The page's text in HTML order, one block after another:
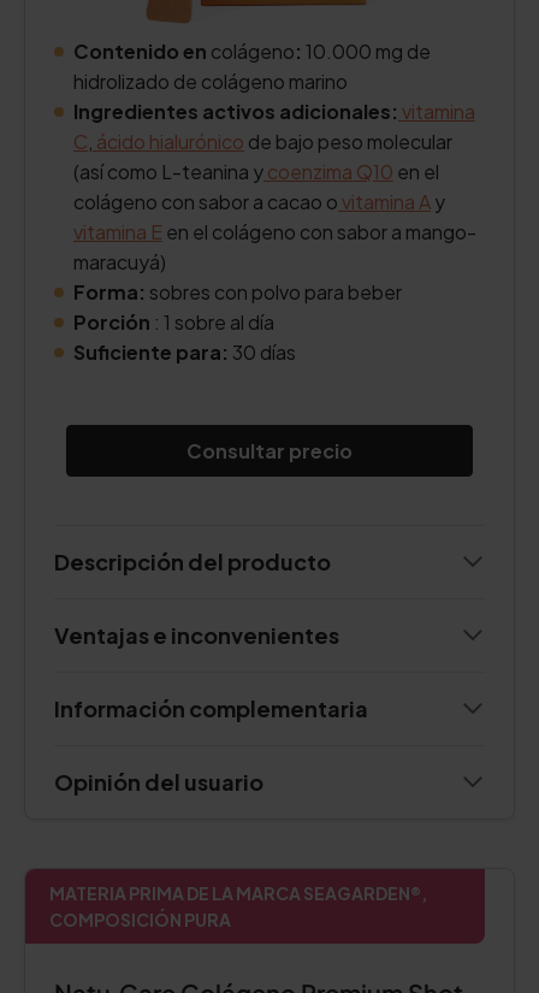
Contenido en colágeno: 10.000 mg de
hidrolizado de colágeno marino
Ingredientes activos adicionales: vitamina
C ácido hialurónico de bajo peso molecular
(así como L-teanina ycoenzima Q10 en el
colágeno con sabor a cacao ovitamina Ay
vitamina E en el colágeno con sabor a mango-
maracuyá)
Forma: sobres con polvo para beber
Porción : 1 sobre al día
Suficiente para: 30 días
Consultar precio
Descripción del producto
Ventajas e inconvenientes
Información complementaria
Opinión del usuario
MATERIA PRIMA DE LA MARCA SEAGARDEN®,
COMPOSICIÓN PURA